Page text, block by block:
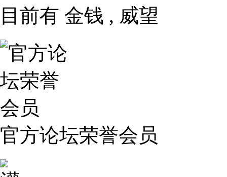
目前有 金钱 , 威望
官方论坛荣誉会员